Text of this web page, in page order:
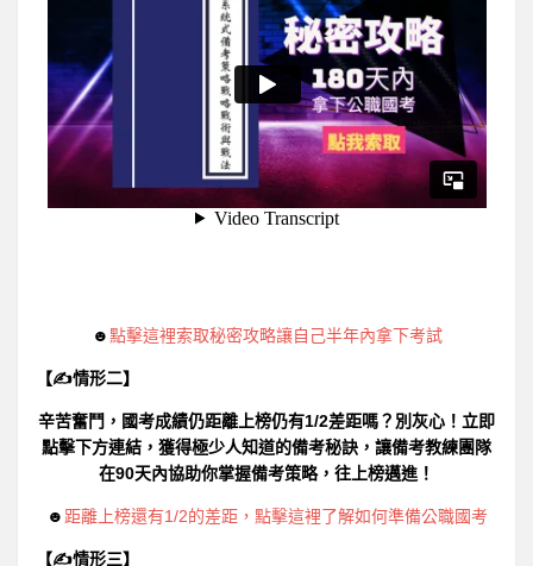
☻點擊這裡索取秘密攻略讓自己半年內拿下考試
【✍情形二】
辛苦奮鬥，國考成績仍距離上榜仍有1/2差距嗎？別灰心！立即
點擊下方連結，獲得極少人知道的備考秘訣，讓備考教練團隊
在90天內協助你掌握備考策略，往上榜邁進！
☻ 距離上榜還有1/2的差距，點擊這裡了解如何準備公職國考
【✍情形三】